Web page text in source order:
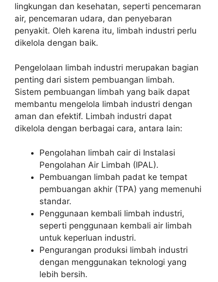
lingkungan dan kesehatan, seperti pencemaran
air, pencemaran udara, dan penyebaran
penyakit. Oleh karena itu, limbah industri perlu
dikelola dengan baik.
Pengelolaan limbah industri merupakan bagian
penting dari sistem pembuangan limbah.
Sistem pembuangan limbah yang baik dapat
membantu mengelola limbah industri dengan
aman dan efektif. Limbah industri dapat
dikelola dengan berbagai cara, antara lain:
Pengolahan limbah cair di Instalasi
Pengolahan Air Limbah (IPAL).
Pembuangan limbah padat ke tempat
pembuangan akhir (TPA) yang memenuhi
standar.
Penggunaan kembali limbah industri,
seperti penggunaan kembali air limbah
untuk keperluan industri.
Pengurangan produksi limbah industri
dengan menggunakan teknologi yang
lebih bersih.